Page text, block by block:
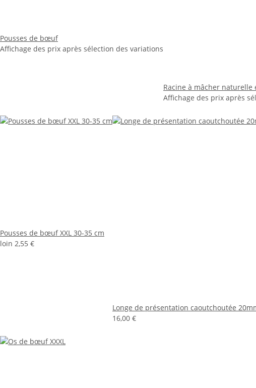
Pousses de bœuf
Affichage des prix après sélection des variations
Racine à mâcher
Affichage des prix après
Pousses de bœuf XXL 30-35 cm
loin 2,55 €
Longe de présentation caoutchoutée
16,00 €